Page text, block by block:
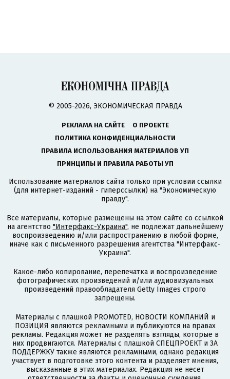
© 2005-2026, ЭКОНОМИЧЕСКАЯ ПРАВДА
РЕКЛАМА НА САЙТЕ
О ПРОЕКТЕ
ПОЛИТИКА КОНФИДЕНЦИАЛЬНОСТИ
ПРАВИЛА ИСПОЛЬЗОВАНИЯ МАТЕРИАЛОВ УП
ПРИНЦИПЫ И ПРАВИЛА РАБОТЫ УП
Использование материалов сайта только при условии ссылки
(для интернет-изданий - гиперссылки) на "Экономическую
правду".
Все материалы, которые размещены на этом сайте со ссылкой
на агентство "Интерфакс-Украина", не подлежат дальнейшему
воспроизведению и/или распространению в любой форме,
иначе как с письменного разрешения агентства "Интерфакс-
Украина".
Какое-либо копирование, перепечатка и воспроизведение
фотографических произведений и/или аудиовизуальных
произведений правообладателя Getty Images строго
запрещены.
Материалы с плашкой PROMOTED, НОВОСТИ КОМПАНИЙ и
ПОЗИЦИЯ являются рекламными и публикуются на правах
рекламы. Редакция может не разделять взгляды, которые в
них продвигаются. Материалы с плашкой СПЕЦПРОЕКТ и ЗА
ПОДДЕРЖКУ также являются рекламными, однако редакция
участвует в подготовке этого контента и разделяет мнения,
высказанные в этих материалах. Редакция не несет